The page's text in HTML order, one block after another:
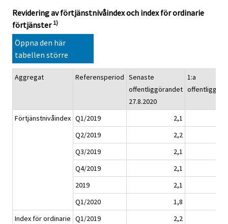
Revidering av förtjänstnivåindex och index för ordinarie
förtjänster 1)
Öppna den här
tabellen större
Aggregat Referensperiod Senaste
offentliggörandet
27.8.2020
1:a
Förtjänstnivåindex Q1/2019
2,1
Q2/2019
2,2
Q3/2019
2,1
Q4/2019
2,1
2019
2,1
Q1/2020
1,8
Index för ordinarie Q1/2019
2,2